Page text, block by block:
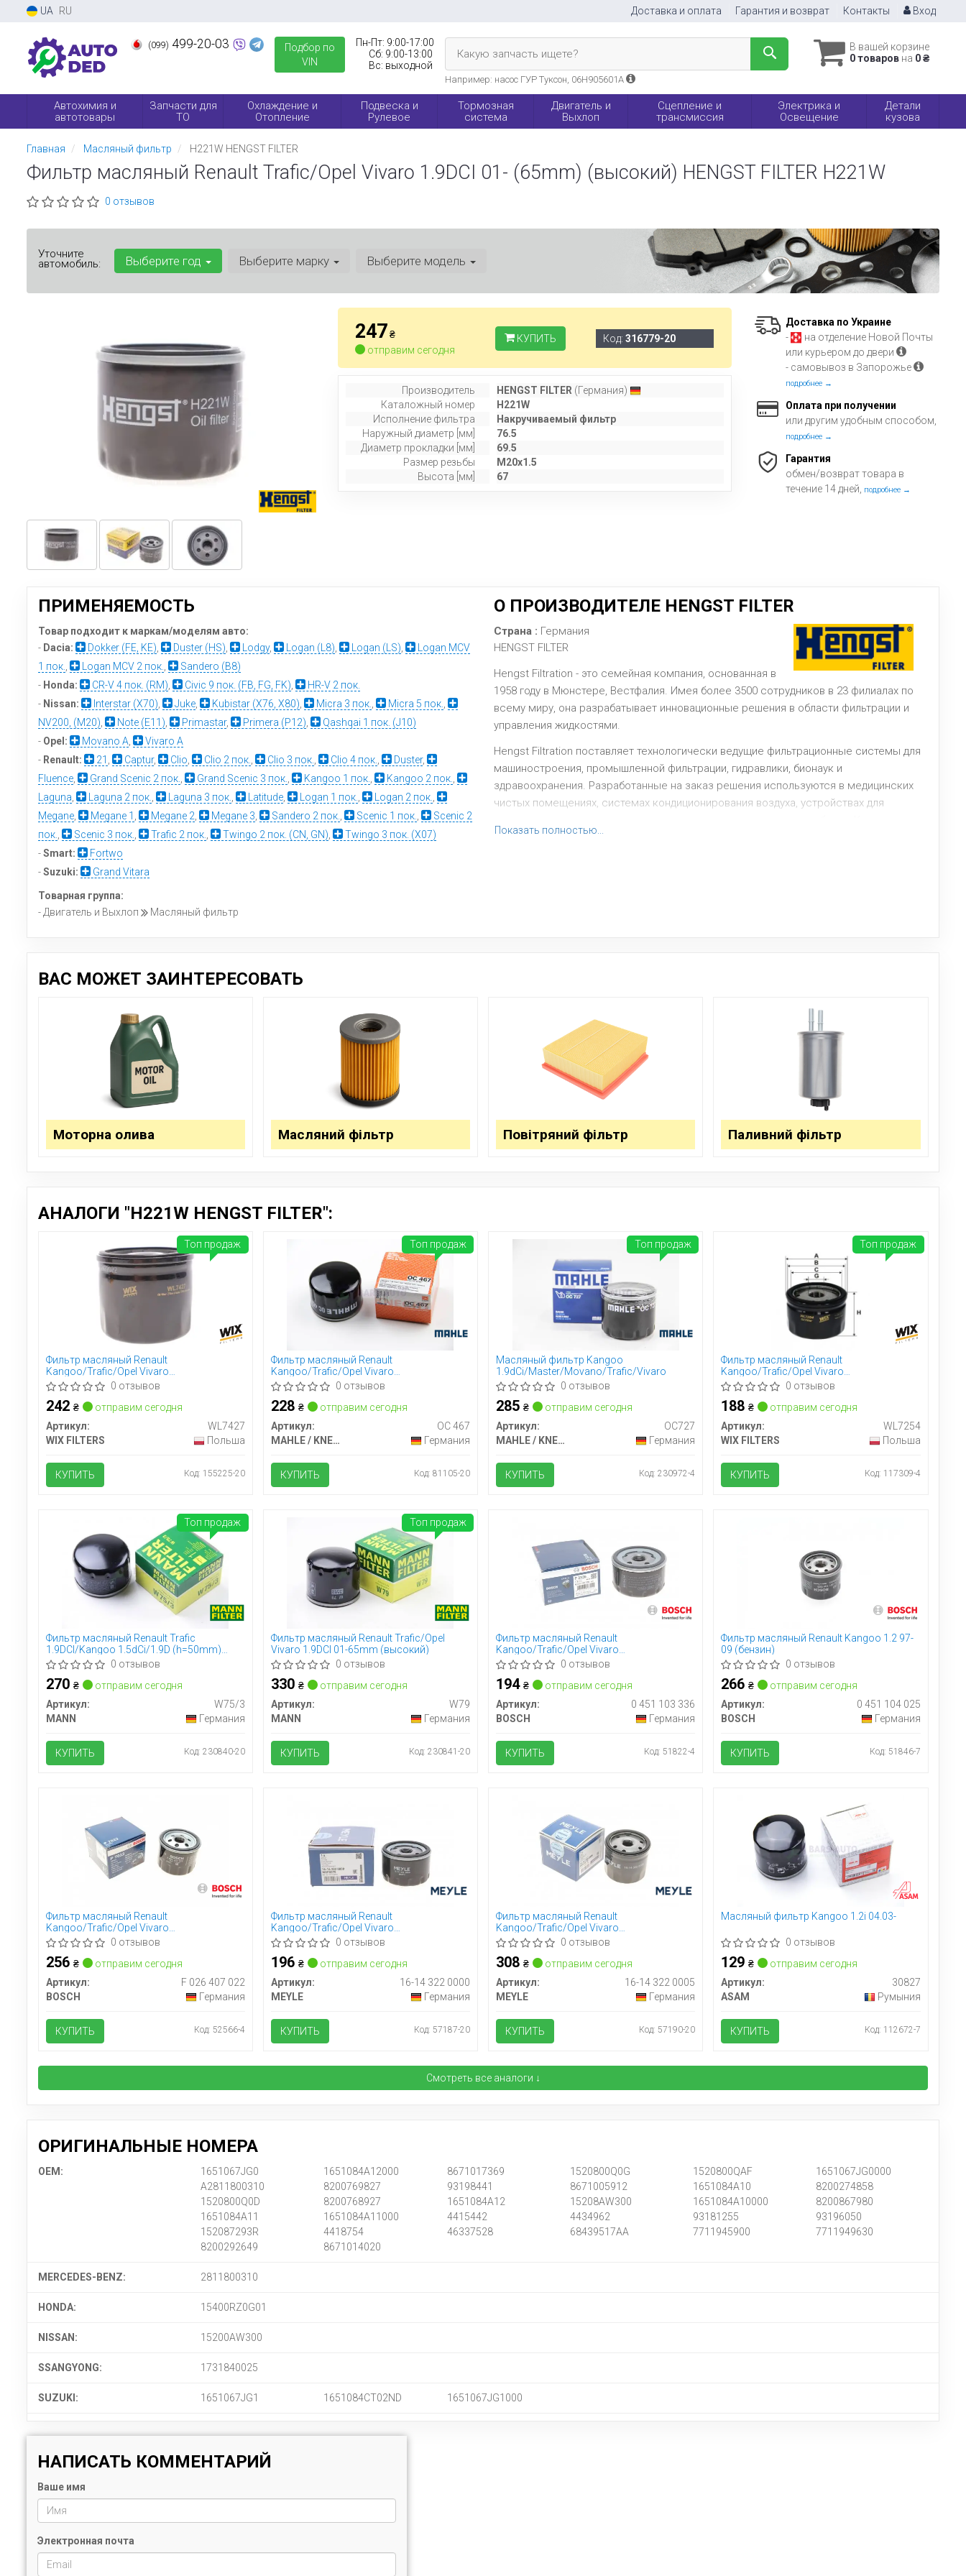
UA RU Доставка и оплата Гарантия и возврат Контакты Вход
(099) 499-20-03
Подбор по
VIN
Пн-Пт: 9:00-17:00
Сб: 9:00-13:00
Вс: выходной
В вашей корзине
0 товаров на 0 ₴
Какую запчасть ищете?
Например: насос ГУР Туксон, 06H905601A
Автохимия и
автотовары
Запчасти для
ТО
Охлаждение и
Отопление
Подвеска и
Рулевое
Тормозная
система
Двигатель и
Выхлоп
Сцепление и
трансмиссия
Электрика и
Освещение
Детали
кузова
Главная Масляный фильтр H221W HENGST FILTER
Фильтр масляный Renault Trafic/Opel Vivaro 1.9DCI 01- (65mm) (высокий) HENGST FILTER H221W
0 отзывов
Уточните
автомобиль: Выберите год Выберите марку Выберите модель
247 ₴
отправим сегодня
КУПИТЬ Код:316779-20
Производитель HENGST FILTER (Германия)
Каталожный номер
H221W
Исполнение фильтра
Накручиваемый фильтр
Наружный диаметр [мм]
76.5
Диаметр прокладки [мм]
69.5
Размер резьбы
M20x1.5
Высота [мм]
67
Доставка по Украине
-
на отделение Новой Почты
или курьером до двери
- самовывоз в Запорожье
подробнее →
Оплата при получении
или другим удобным способом,
подробнее →
Гарантия
обмен/возврат товара в
течение 14 дней,
подробнее →
ПРИМЕНЯЕМОСТЬ
Товар подходит к маркам/моделям авто:
- Dacia: Dokker (FE, KE) Duster (HS) Lodgy, Logan (L8) Logan (LS)
Logan MCV
1 пок.
Logan MCV 2 пок.
Sandero (B8)
- Honda: CR-V 4 пок. (RM) Civic 9 пок. (FB, FG, FK)
HR-V 2 пок.
- Nissan: Interstar (X70) Juke Kubistar (X76, X80) Micra 3 пок. Micra 5 пок.
NV200, (M20)
Note (E11) Primastar, Primera (P12)
Qashqai 1 пок. (J10)
- Opel: Movano A
Vivaro A
- Renault: 21 Captur, Clio Clio 2 пок. Clio 3 пок. Clio 4 пок. Duster,
Fluence
Grand Scenic 2 пок. Grand Scenic 3 пок. Kangoo 1 пок. Kangoo 2 пок.
Laguna
Laguna 2 пок. Laguna 3 пок. Latitude Logan 1 пок. Logan 2 пок.
Megane
Megane 1 Megane 2 Megane 3 Sandero 2 пок. Scenic 1 пок.
Scenic 2
пок.
Scenic 3 пок. Trafic 2 пок. Twingo 2 пок. (CN, GN)
Twingo 3 пок. (X07)
-Smart:
Fortwo
-Suzuki: Grand Vitara
Товарная группа:
- Двигатель и Выхлоп
Масляный фильтр
О ПРОИЗВОДИТЕЛЕ HENGST FILTER
Страна : Германия
HENGST FILTER
Hengst Filtration - это семейная компания, основанная в
1958 году в Мюнстере, Вестфалия. Имея более 3500 сотрудников в 23 филиалах по
всему миру, она разрабатывает инновационные решения в области фильтрации и
управления жидкостями.
Hengst Filtration поставляет технологически ведущие фильтрационные системы для
машиностроения, промышленной фильтрации, гидравлики, бионаук и
здравоохранения. Разработанные на заказ решения используются в медицинских
чистых помещениях, системах кондиционирования воздуха, устройствах для
также является серийным поставщиком международной автомобильной и
Показать полностью...
ВАС МОЖЕТ ЗАИНТЕРЕСОВАТЬ
Моторна олива Масляний фільтр Повітряний фільтр Паливний фільтр
АНАЛОГИ "H221W HENGST FILTER":
Фильтр масляный Renault
Kangoo/Trafic/Opel Vivaro
1.9D/1.5dCi/1.4i/1.6i (высокий)
0 отзывов
242 ₴
отправим сегодня
Артикул:
WL7427
WIX FILTERS
Польша
КУПИТЬ Код: 155225-20
Топ продаж
Фильтр масляный Renault
Kangoo/Trafic/Opel Vivaro
1.9D/1.5dCi/1.4i/1.6i (55 мм)
0 отзывов
228 ₴
отправим сегодня
Артикул:
OC 467
MAHLE / KNECHT
Германия
КУПИТЬ Код: 81105-20
Топ продаж
Масляный фильтр Kangoo
1.9dCi/Master/Movano/Trafic/Vivaro
0 отзывов
285 ₴
отправим сегодня
Артикул:
OC727
MAHLE / KNECHT
Германия
КУПИТЬ Код: 230972-4
Топ продаж
Фильтр масляный Renault
Kangoo/Trafic/Opel Vivaro
1.9D/1.5dCi/1.4i/1.6i (58 мм)
0 отзывов
188₴
отправим сегодня
Артикул:
WL7254
WIX FILTERS
Польша
КУПИТЬ Код: 117309-4
Топ продаж
Фильтр масляный Renault Trafic
1.9DCI/Kangoo 1.5dCi/1.9D (h=50mm)
(низкий)
0 отзывов
270 ₴
отправим сегодня
Артикул:
W75/3
MANN
Германия
КУПИТЬ Код: 230840-20
Топ продаж
Фильтр масляный Renault Trafic/Opel
Vivaro 1.9DCI 01-65mm (высокий)
0 отзывов
330 ₴
отправим сегодня
Артикул:
W79
MANN
Германия
КУПИТЬ Код: 230841-20
Топ продаж
Фильтр масляный Renault
Kangoo/Trafic/Opel Vivaro
1.9D/1.5dCi/1.4i/1.6i (53mm)
0 отзывов
194 ₴
отправим сегодня
Артикул:
0 451 103 336
BOSCH
Германия
КУПИТЬ Код: 51822-4
Фильтр масляный Renault Kangoo 1.2 97-
09 (бензин)
0 отзывов
266₴
отправим сегодня
Артикул:
0 451 104 025
BOSCH
Германия
КУПИТЬ Код: 51846-7
Фильтр масляный Renault
Kangoo/Trafic/Opel Vivaro
1.9D/1.5dCi/1.4i/1.6i (65mm)
0 отзывов
256 ₴
отправим сегодня
Артикул:
F 026 407 022
BOSCH
Германия
КУПИТЬ Код: 52566-4
Фильтр масляный Renault
Kangoo/Trafic/Opel Vivaro
1.9D/1.5dCi/1.4i/1.6i (низкий)
0 отзывов
196 ₴
отправим сегодня
Артикул:
16-14 322 0000
MEYLE
Германия
КУПИТЬ Код: 57187-20
Фильтр масляный Renault
Kangoo/Trafic/Opel Vivaro
1.9D/1.5dCi/1.4i/1.6i (высокий)
0 отзывов
308 ₴
отправим сегодня
Артикул:
16-14 322 0005
MEYLE
Германия
КУПИТЬ Код: 57190-20
Масляный фильтр Kangoo 1.2i 04.03-
0 отзывов
129₴
отправим сегодня
Артикул:
30827
ASAM
Румыния
КУПИТЬ Код: 112672-7
Смотреть все аналоги ↓
ОРИГИНАЛЬНЫЕ НОМЕРА
OEM: 1651067JG0 1651084A12000 8671017369 1520800Q0G 1520800QAF
1651067JG0000
A2811800310
8200769827 93198441 8671005912 1651084A10
8200274858
1520800Q0D
8200768927 1651084A12 15208AW300 1651084A10000
8200867980
1651084A11
1651084A11000 4415442 4434962 93181255
93196050
152087293R
4418754 46337528 68439517AA 7711945900
7711949630
8200292649
8671014020
MERCEDES-BENZ: 2811800310
HONDA: 15400RZ0G01
NISSAN: 15200AW300
SSANGYONG: 1731840025
SUZUKI: 1651067JG1 1651084CT02ND 1651067JG1000
НАПИСАТЬ КОММЕНТАРИЙ
Ваше имя
Электронная почта